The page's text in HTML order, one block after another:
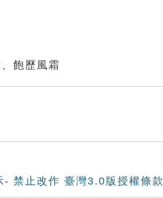
飽歷風霜
- 禁止改作 臺灣3.0版授權條款